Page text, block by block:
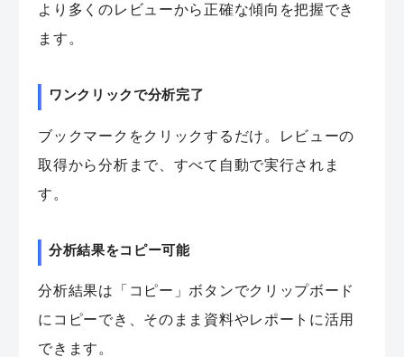
より多くのレビューから正確な傾向を把握でき
ます。
ワンクリックで分析完了
ブックマークをクリックするだけ。レビューの
取得から分析まで、すべて自動で実行されま
す。
分析結果をコピー可能
分析結果は「コピー」ボタンでクリップボード
にコピーでき、そのまま資料やレポートに活用
できます。